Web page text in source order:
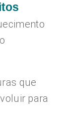
que
para